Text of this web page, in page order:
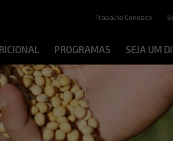
Trabalhe Conosco
PROGRAMAS SEJA UM